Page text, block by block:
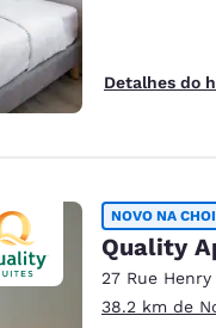
Detalhes do
NOVO NA
Quality
27 Rue
38.2 km de